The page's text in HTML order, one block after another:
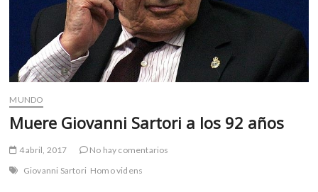
MUNDO
Muere Giovanni Sartori a los 92 años
4 abril, 2017
No hay comentarios
Giovanni Sartori Homo videns